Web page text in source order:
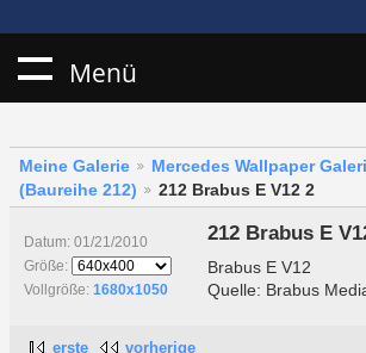
Menü
Meine Galerie Mercedes Wallpaper
(Baureihe 212)
212 Brabus E V12 2
Datum: 01/21/2010
Größe:
Vollgröße: 1680x1050
212 Brabus E
Brabus E V12
Quelle: Brabus
erste vorherige